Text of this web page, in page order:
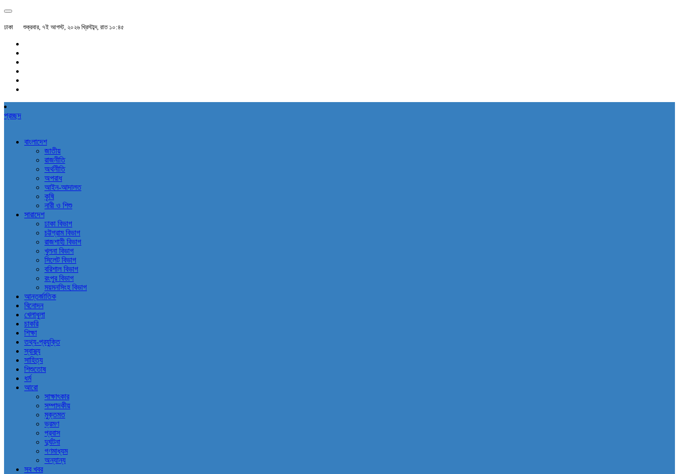
ঢাকা শুক্রবার, ৭ই আগস্ট, ২০২৬ খ্রিস্টাব্দ, রাত ১০:৪৫
প্রচ্ছদ
বাংলাদেশ
জাতীয়
রাজনীতি
অর্থনীতি
অপরাধ
আইন-আদালত
কৃষি
নারী ও শিশু
সারাদেশ
ঢাকা বিভাগ
চট্টগ্রাম বিভাগ
রাজশাহী বিভাগ
খুলনা বিভাগ
সিলেট বিভাগ
বরিশাল বিভাগ
রংপুর বিভাগ
ময়মনসিংহ বিভাগ
আন্তর্জাতিক
বিনোদন
খেলাধুলা
চাকরি
শিক্ষা
তথ্য-প্রযুক্তি
স্বাস্থ্য
সাহিত্য
শিশুতোষ
ধর্ম
আরো
সাক্ষাৎকার
সম্পাদকীয়
মুক্তমত
ভ্রমণ
প্রবাস
দুর্ঘটনা
গণমাধ্যম
অন্যান্য
সব খবর